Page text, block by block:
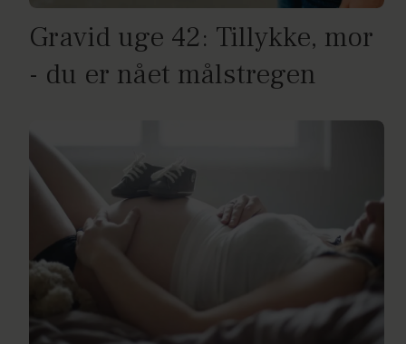
Gravid uge 42: Tillykke, mor
- du er nået målstregen